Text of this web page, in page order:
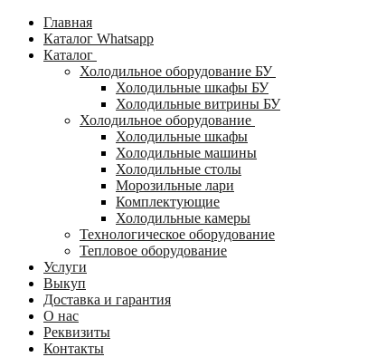
Главная
Каталог Whatsapp
Каталог
Холодильное оборудование БУ
Холодильные шкафы БУ
Холодильные витрины БУ
Холодильное оборудование
Холодильные шкафы
Холодильные машины
Холодильные столы
Морозильные лари
Комплектующие
Холодильные камеры
Технологическое оборудование
Тепловое оборудование
Услуги
Выкуп
Доставка и гарантия
О нас
Реквизиты
Контакты